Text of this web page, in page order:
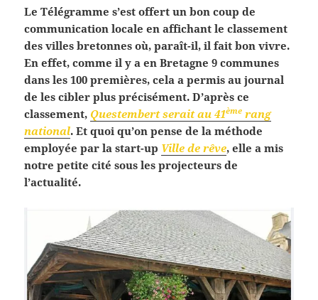
Le Télégramme s’est offert un bon coup de
communication locale en affichant le classement
des villes bretonnes où, paraît-il, il fait bon vivre.
En effet, comme il y a en Bretagne 9 communes
dans les 100 premières, cela a permis au journal
de les cibler plus précisément. D’après ce
classement, Questembert serait au 41ème rang
national. Et quoi qu’on pense de la méthode
employée par la start-up Ville de rêve, elle a mis
notre petite cité sous les projecteurs de
l’actualité.